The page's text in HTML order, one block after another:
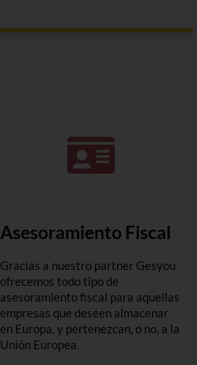
Asesoramiento Fiscal
Gracias a nuestro partner Gesyou
ofrecemos todo tipo de
asesoramiento fiscal para aquellas
empresas que deseen almacenar
en Europa, y pertenezcan, o no, a la
Unión Europea.